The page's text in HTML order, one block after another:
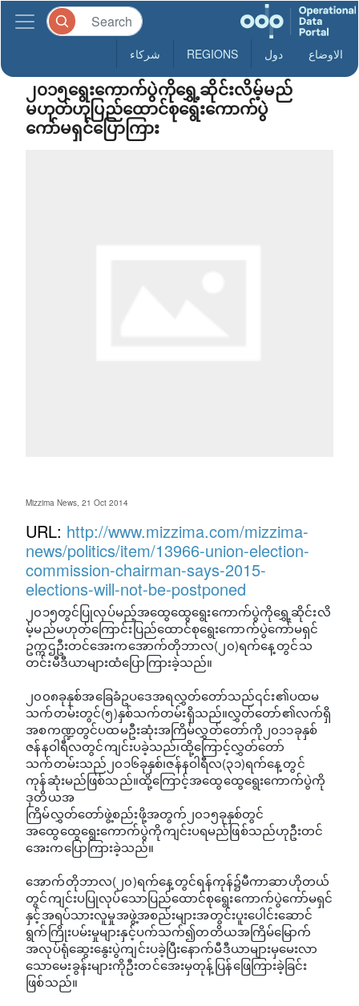
الاوضاع دول REGIONS شركاء
၂၀၁၅ရွေးကောက်ပွဲကိုရွှေ့ဆိုင်းလိမ့်မည်
မဟုတ်ဟုပြည်ထောင်စုရွေးကောက်ပွဲ
ကော်မရှင်ပြောကြား
Mizzima News, 21 Oct 2014
URL: http://www.mizzima.com/mizzima-
news/politics/item/13966-union-election-
commission-chairman-says-2015-
elections-will-not-be-postponed
၂၀၁၅တွင်ပြုလုပ်မည့်အထွေထွေရွေးကောက်ပွဲကိုရွှေ့ဆိုင်းလိ
မ့်မည်မဟုတ်ကြောင်းပြည်ထောင်စုရွေးကောက်ပွဲကော်မရှင်
ဥက္ကဌဦးတင်အေးကအောက်တိုဘာလ(၂၀)ရက်နေ့တွင်သ
တင်းမီဒီယာများထံပြောကြားခဲ့သည်။
၂၀၀၈ခုနှစ်အခြေခံဥပဒေအရလွှတ်တော်သည်၎င်း၏ပထမ
သက်တမ်းတွင်(၅)နှစ်သက်တမ်းရှိသည်။လွှတ်တော်၏လက်ရှိ
အစကဏ္ဍတွင်ပထမဦးဆုံးအကြိမ်လွှတ်တော်ကို၂၀၁၁ခုနှစ်
ဇန်နဝါရီလတွင်ကျင်းပခဲ့သည်၊ထို့ကြောင့်လွှတ်တော်
သက်တမ်းသည်၂၀၁၆ခုနှစ်၊ဇန်နဝါရီလ(၃၁)ရက်နေ့တွင်
ကုန်ဆုံးမည်ဖြစ်သည်။ထို့ကြောင့်အထွေထွေရွေးကောက်ပွဲကို
ဒုတိယအ
ကြိမ်လွှတ်တော်ဖွဲ့စည်းဖို့အတွက်၂၀၁၅ခုနှစ်တွင်
အထွေထွေရွေးကောက်ပွဲကိုကျင်းပရမည်ဖြစ်သည်ဟုဦးတင်
အေးကပြောကြားခဲ့သည်။
အောက်တိုဘာလ(၂၀)ရက်နေ့တွင်ရန်ကုန်၌မီကာဆာဟိုတယ်
တွင်ကျင်းပပြုလုပ်သောပြည်ထောင်စုရွေးကောက်ပွဲကော်မရှင်
နှင့်အရပ်သားလူမှုအဖွဲ့အစည်းများအတွင်းပူးပေါင်းဆောင်
ရွက်ကြိုးပမ်းမှုများနှင့်ပက်သက်၍တတိယအကြိမ်မြောက်
အလုပ်ရုံဆွေးနွေးပွဲကျင်းပ​ခဲ့ပြီးနောက်မီဒီယာများမှမေးလာ
သောမေးခွန်းများကိုဦးတင်အေးမှတုန့်ပြန်ဖြေကြားခဲ့ခြင်း
ဖြစ်သည်။